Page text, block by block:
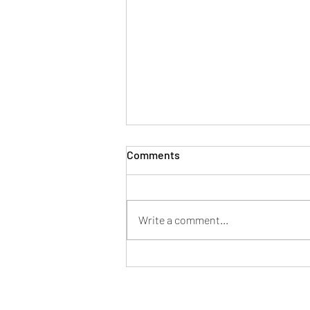
Mentor en tu nueva pega
Comments
Write a comment...